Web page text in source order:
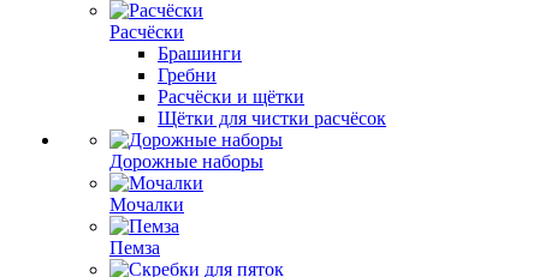
Расчёски
Брашинги
Гребни
Расчёски и щётки
Щётки для чистки расчёсок
Дорожные наборы
Мочалки
Пемза